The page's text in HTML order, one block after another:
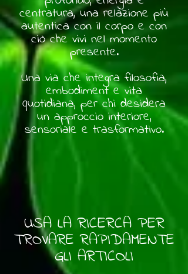
centratura, una relazione più
autentica con il corpo e con
ciò che vivi nel momento
presente.
Una via che integra filosofia,
embodiment e vita
quotidiana, per chi desidera
un approccio interiore,
sensoriale e trasformativo.
USA LA RICERCA PER
TROVARE RAPIDAMENTE
GLI ARTICOLI